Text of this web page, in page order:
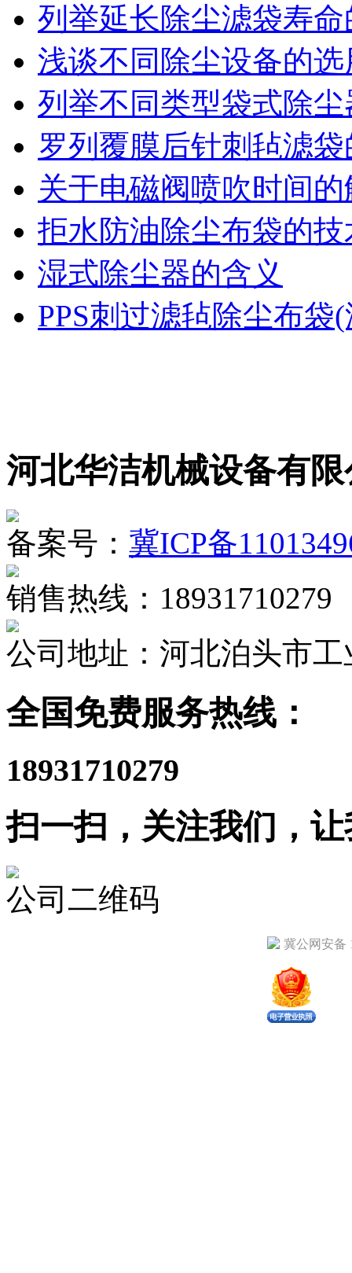
列举延长除尘滤袋寿
浅谈不同除尘设备的
列举不同类型袋式除
罗列覆膜后针刺毡滤
关于电磁阀喷吹时间
拒水防油除尘布袋的
湿式除尘器的含义
PPS刺过滤毡除尘布袋
河北华洁机械设备有
备案号： 冀ICP备
销售热线：18931710279
公司地址：河北泊头市
全国免费服务热线：
18931710279
扫一扫，关注我们，
公司二维码
冀公网安备